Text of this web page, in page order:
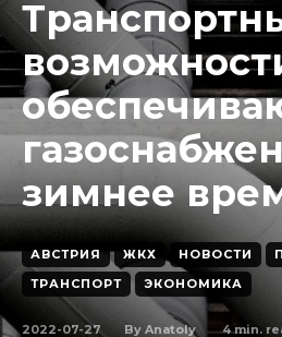
зимнее
АВСТРИЯ ЖКХ НОВОСТИ
ТРАНСПОРТ
ЭКОНОМИКА
2022-07-27 By Anatoly 4min.